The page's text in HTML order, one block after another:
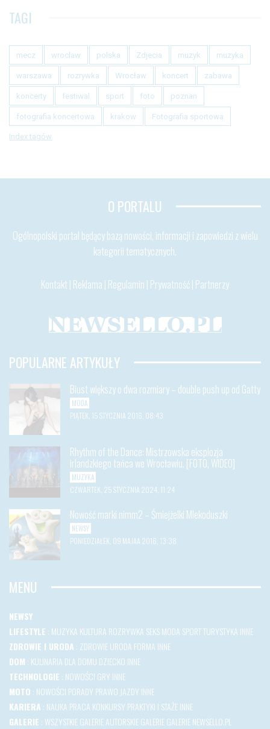
TAGI
mecz wroclaw polska Zdjecia muzyk muzyka
warszawa rozrywka Wrocław koncert zabawa
koncerty festiwal sport foto poznan
fotografia koncertowa krakow Fotografia sportowa
Index tagów
O PORTALU
Ogólnopolski portal będący bazą nowości, informacji i zapowiedzi z wielu
kategorii tematycznych.
Kontakt | Reklama | Regulamin | Prywatność| Partnerzy
POPULARNE ARTYKUŁY
Biust większy o dwa rozmiary – double push up od Gatty
MODA
PIĄTEK, 15 STYCZNIA 2016, 08:43
Rhythm of the Dance: Mistrzowska eksplozja
irlandzkiego tańca we Wrocławiu. [FOTO, WIDEO]
MUZYKA
CZWARTEK, 25 STYCZNIA 2024, 11:24
Nowość marki nimm2 – Śmiejżelki Mlekoduszki
NEWSY
PONIEDZIAŁEK, 09 MAJAA 2016, 13:38
MENU
NEWSY
LIFESTYLE : MUZYKA KULTURA ROZRYWKA SEKSMODA SPORTTURYSTYKA INNE
ZDROWIE I URODA : ZDROWIEURODA FORMA INNE
DOM : KULINARIA DLA DOMU DZIECKO INNE
TECHNOLOGIE : NOWOŚCI GRY INNE
MOTO : NOWOŚCI PORADY PRAWO JAZDY INNE
KARIERA : NAUKA PRACA KONKURSY PRAKTYKI I STAŻEINNE
GALERIE : WSZYSTKIE GALERIEAUTORSKIE GALERIEGALERIE NEWSELLO.PL